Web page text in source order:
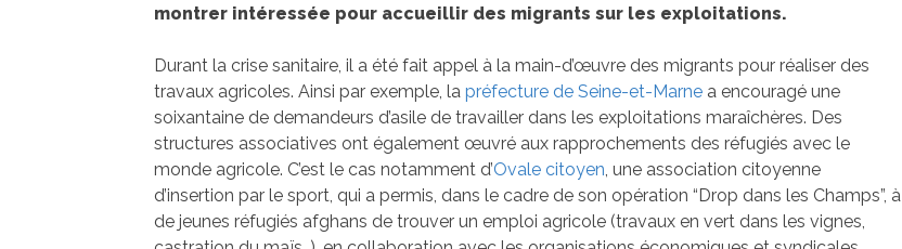
montrer intéressée pour accueillir des migrants sur les exploitations.
Durant la crise sanitaire, il a été fait appel à la main-d’œuvre des migrants pour réaliser des
travaux agricoles. Ainsi par exemple, la préfecture de Seine-et-Marne a encouragé une
soixantaine de demandeurs d’asile de travailler dans les exploitations maraîchères. Des
structures associatives ont également œuvré aux rapprochements des réfugiés avec le
monde agricole. C’est le cas notamment d’Ovale citoyen, une association citoyenne
d’insertion par le sport, qui a permis, dans le cadre de son opération “Drop dans les Champs”, à
de jeunes réfugiés afghans de trouver un emploi agricole (travaux en vert dans les vignes,